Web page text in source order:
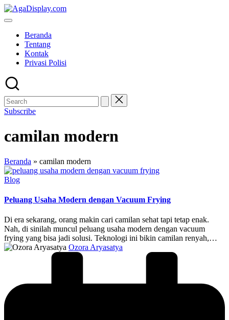
Skip
to
Beranda
Tentang
Kontak
Privasi Polisi
Subscribe
camilan modern
Beranda » camilan modern
Posted
Blog
Peluang Usaha Modern dengan Vacuum Frying
Di era sekarang, orang makin cari camilan sehat tapi tetap enak.
Nah, di sinilah muncul peluang usaha modern dengan vacuum
frying yang bisa jadi solusi. Teknologi ini bikin camilan renyah,…
Posted
Ozora Aryasatya